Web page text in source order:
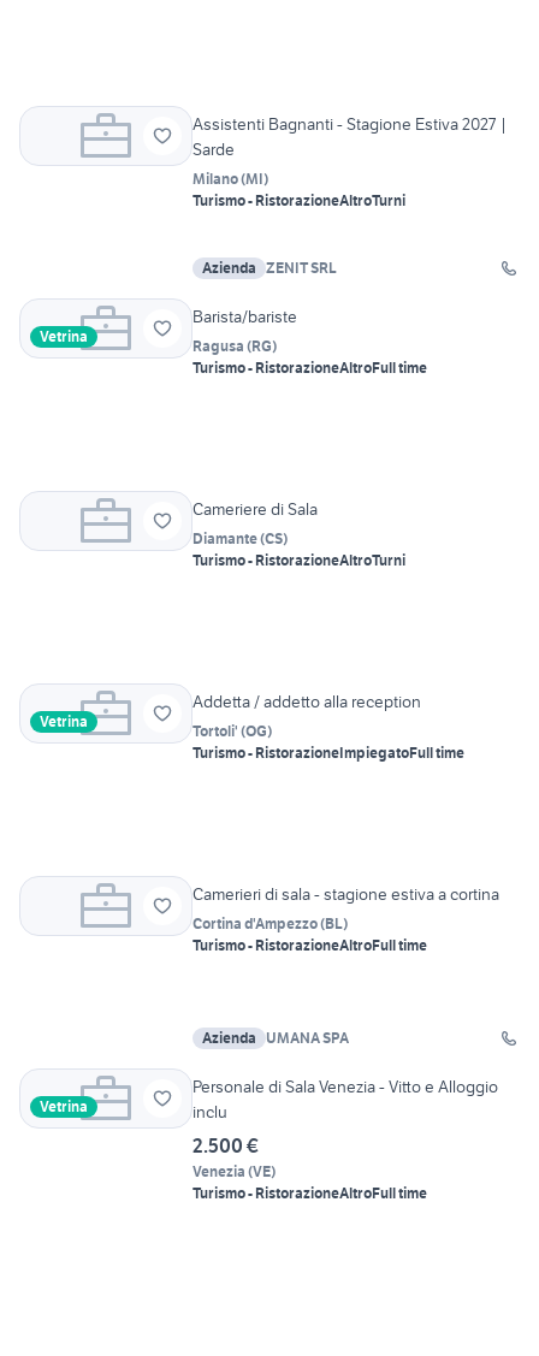
Assistenti Bagnanti - Stagione Estiva 2027 |
Sarde
Milano(MI)
Turismo - RistorazioneAltroTurni
Azienda ZENIT SRL
Vetrina
Barista/bariste
Ragusa (RG)
Turismo - RistorazioneAltroFull time
Cameriere di Sala
Diamante(CS)
Turismo - RistorazioneAltroTurni
Vetrina
Addetta / addetto alla reception
Tortoli' (OG)
Turismo - RistorazioneImpiegatoFull time
Camerieri di sala - stagione estiva a cortina
Cortina d'Ampezzo(BL)
Turismo - RistorazioneAltroFull time
Azienda UMANA SPA
Vetrina
Personale di Sala Venezia - Vitto e Alloggio
inclu
2.500 €
Venezia (VE)
Turismo - RistorazioneAltroFull time